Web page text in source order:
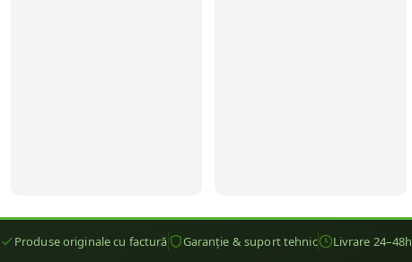
Produse originale cu factură Garanție & suport tehnic Livrare 24–48h